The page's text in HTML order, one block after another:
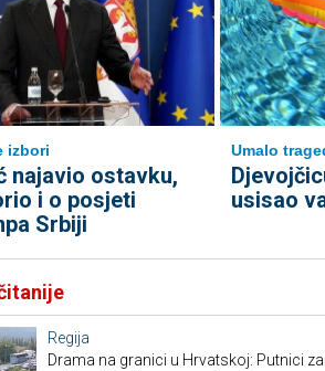
izbori
najavio ostavku,
i o posjeti
Srbiji
Umalo
usisao
Regija
Drama na granici u Hrvatskoj: Putnici